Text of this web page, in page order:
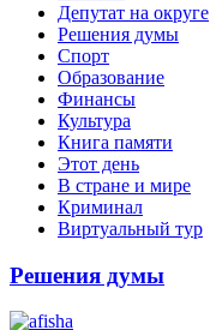
Депутат на округе
Решения думы
Спорт
Образование
Финансы
Культура
Книга памяти
Этот день
В стране и мире
Криминал
Виртуальный тур
Решения думы